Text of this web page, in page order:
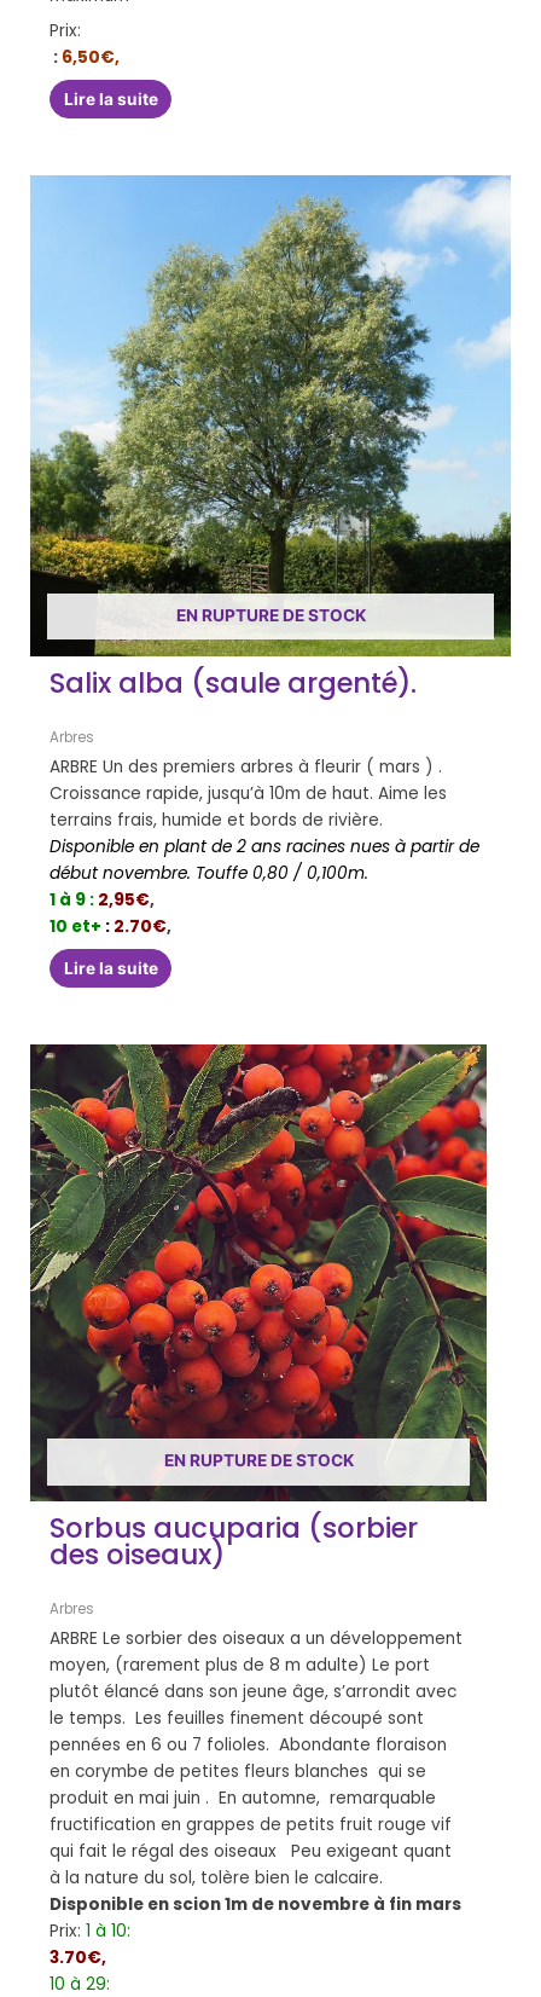
Prix:
: 6,50€,
Lire la suite
EN RUPTURE DE STOCK
Salix alba (saule argenté).
Arbres
ARBRE Un des premiers arbres à fleurir ( mars ) .
Croissance rapide, jusqu’à 10m de haut. Aime les
terrains frais, humide et bords de rivière.
Disponible en plant de 2 ans racines nues à partir de
début novembre. Touffe 0,80 / 0,100m.
1 à 9 : 2,95€,
10 et+ : 2.70€,
Lire la suite
EN RUPTURE DE STOCK
Sorbus aucuparia (sorbier
des oiseaux)
Arbres
ARBRE Le sorbier des oiseaux a un développement
moyen, (rarement plus de 8 m adulte) Le port
plutôt élancé dans son jeune âge, s’arrondit avec
le temps. Les feuilles finement découpé sont
pennées en 6 ou 7 folioles. Abondante floraison
en corymbe de petites fleurs blanches qui se
produit en mai juin . En automne, remarquable
fructification en grappes de petits fruit rouge vif
qui fait le régal des oiseaux Peu exigeant quant
à la nature du sol, tolère bien le calcaire.
Disponible en scion 1m de novembre à fin mars
Prix:1 à 10:
3.70€,
10 à 29: